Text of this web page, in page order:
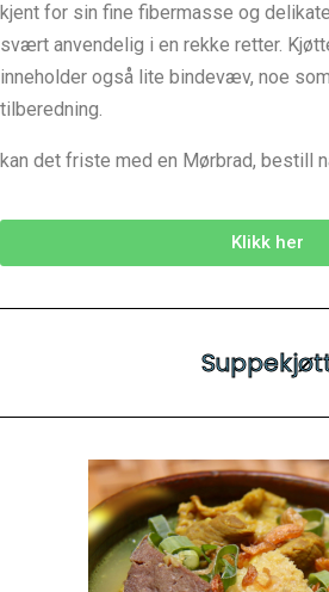
kjent for sin fine fibermasse og
svært anvendelig i en rekke retter.
inneholder også lite bindevæv, noe
tilberedning.
kan det friste med en Mørbrad, bestill
Klikk her